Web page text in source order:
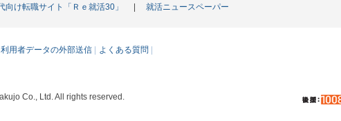
向け転職サイト「Ｒｅ就活30」 就活ニュースペーパー
利用者データの外部送信 よくある質問
Co., Ltd. All rights reserved.